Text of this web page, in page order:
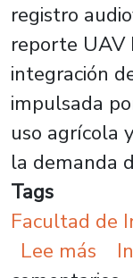
registro
reporte UAV
integración
impulsada
uso agrícola
la demanda
Tags
Facultad de
Lee más